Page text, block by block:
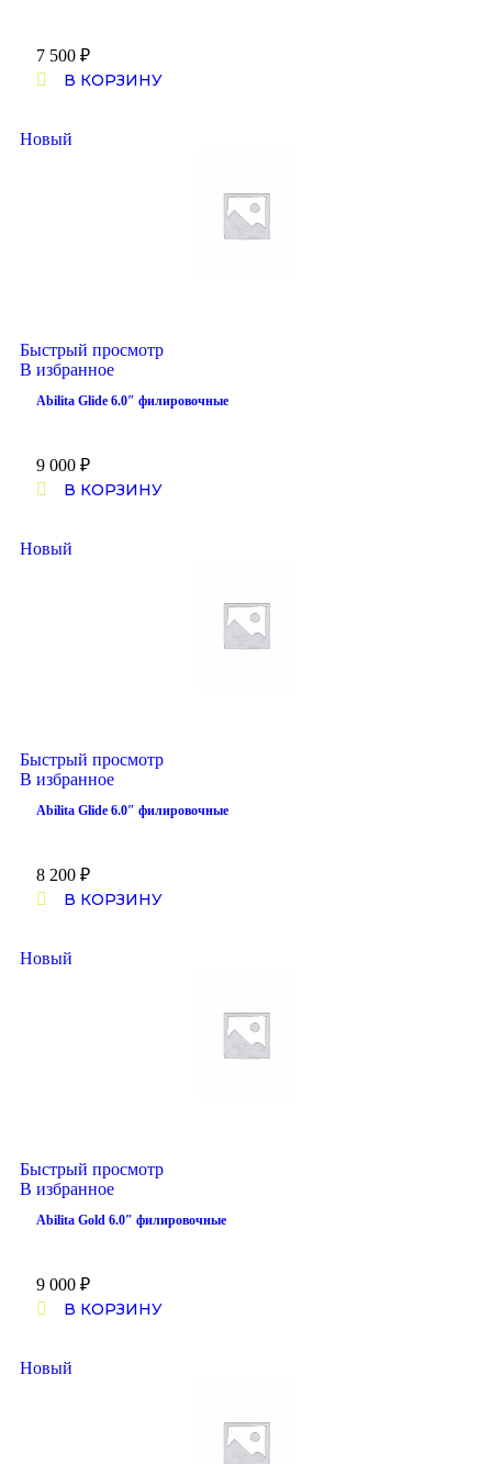
7 500 ₽
В КОРЗИНУ
Новый
Быстрый просмотр
В избранное
Abilita Glide 6.0″ филировочные
9 000 ₽
В КОРЗИНУ
Новый
Быстрый просмотр
В избранное
Abilita Glide 6.0″ филировочные
8 200 ₽
В КОРЗИНУ
Новый
Быстрый просмотр
В избранное
Abilita Gold 6.0″ филировочные
9 000 ₽
В КОРЗИНУ
Новый